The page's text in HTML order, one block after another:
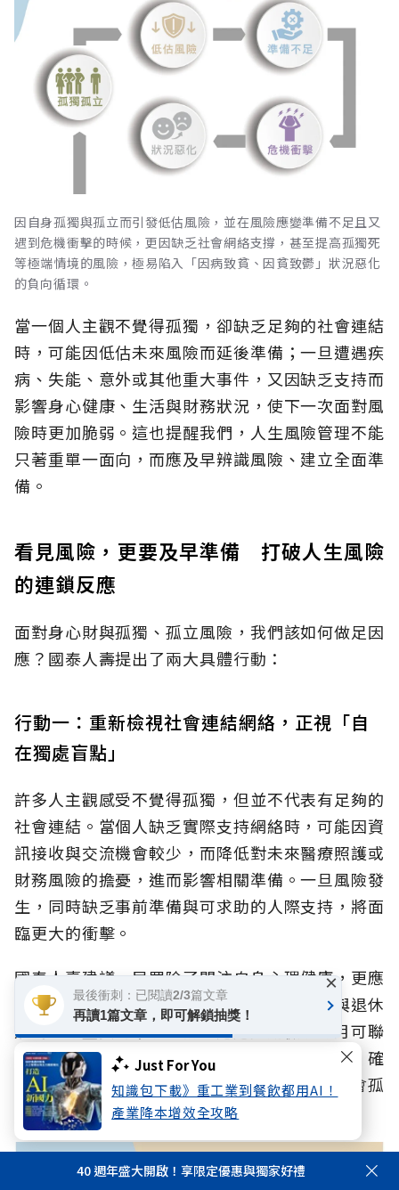
Just For You
知識包下載》重工業到餐飲都用AI！
產業降本增效全攻略
因自身孤獨與孤立而引發低估風險，並在風險應變準備不足且又
遇到危機衝擊的時候，更因缺乏社會網絡支撐，甚至提高孤獨死
等極端情境的風險，極易陷入「因病致貧、因貧致鬱」狀況惡化
的負向循環。
當一個人主觀不覺得孤獨，卻缺乏足夠的社會連結
時，可能因低估未來風險而延後準備；一旦遭遇疾
病、失能、意外或其他重大事件，又因缺乏支持而
影響身心健康、生活與財務狀況，使下一次面對風
險時更加脆弱。這也提醒我們，人生風險管理不能
只著重單一面向，而應及早辨識風險、建立全面準
備。
看見風險，更要及早準備 打破人生風險
的連鎖反應
面對身心財與孤獨、孤立風險，我們該如何做足因
應？國泰人壽提出了兩大具體行動：
行動一：重新檢視社會連結網絡，正視「自
在獨處盲點」
許多人主觀感受不覺得孤獨，但並不代表有足夠的
社會連結。當個人缺乏實際支持網絡時，可能因資
訊接收與交流機會較少，而降低對未來醫療照護或
財務風險的擔憂，進而影響相關準備。一旦風險發
生，同時缺乏事前準備與可求助的人際支持，將面
臨更大的衝擊。
國泰人壽建議，民眾除了關注自身心理健康，更應
將「檢視社會網絡」視為與健康檢查、財務與退休
規劃同等重要的準備任務。透過定期檢視每月可聯
繫的親友人數，以及可自在求助、傾訴的對象，確
保風險準備時能獲取足夠資訊、風險來臨時不會孤
立無援。
40 週年盛大開啟！享限定優惠與獨家好禮
最後衝刺：已閱讀2/3篇文章
再讀1篇文章，即可解鎖抽獎！
×